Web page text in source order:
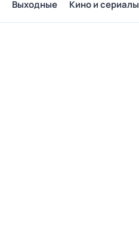
Выходные Кино и сериалы